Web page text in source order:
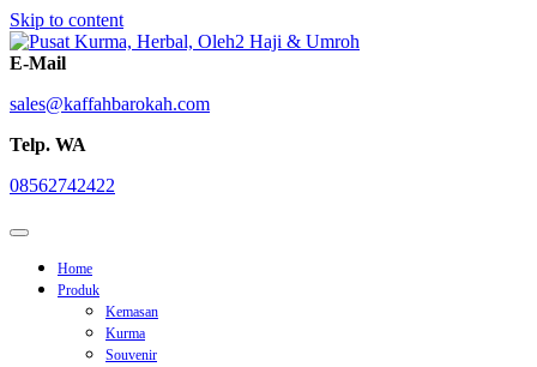
Skip to content
E-Mail
sales@kaffahbarokah.com
Telp. WA
08562742422
Home
Produk
Kemasan
Kurma
Souvenir